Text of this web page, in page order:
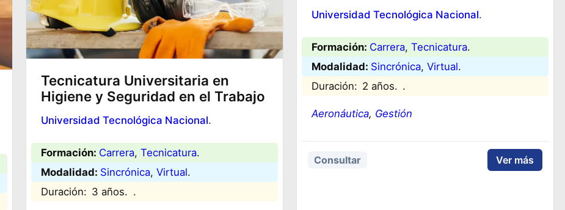
Tecnicatura Universitaria en
Higiene y Seguridad en el Trabajo
Universidad Tecnológica Nacional.
Formación: Carrera, Tecnicatura.
Modalidad: Sincrónica, Virtual.
Duración: 3 años. .
Universidad Tecnológica Nacional.
Formación: Carrera, Tecnicatura.
Modalidad: Sincrónica, Virtual.
Duración: 2 años. .
Aeronáutica, Gestión
Consultar Ver más